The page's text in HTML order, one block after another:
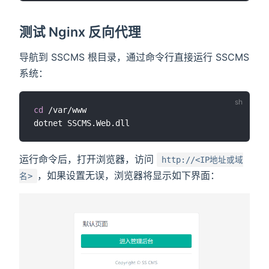
测试 Nginx 反向代理
导航到 SSCMS 根目录，通过命令行直接运行 SSCMS
系统：
cd
/var/www
运行命令后，打开浏览器，访问
http://<IP地址或域
名>
，如果设置无误，浏览器将显示如下界面：